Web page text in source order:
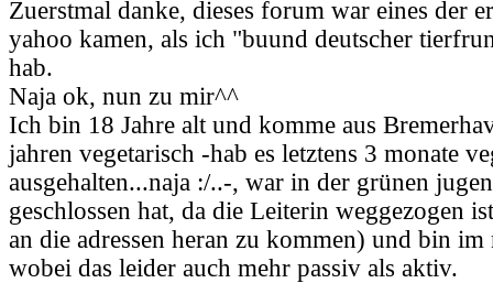
Zuerstmal danke, dieses forum war eines der
yahoo kamen, als ich "buund deutscher
hab.
Naja ok, nun zu mir^^
Ich bin 18 Jahre alt und komme aus
jahren vegetarisch -hab es letztens 3 monate
ausgehalten...naja :/..-, war in der grünen
geschlossen hat, da die Leiterin weggezogen
an die adressen heran zu kommen) und bin
wobei das leider auch mehr passiv als aktiv.